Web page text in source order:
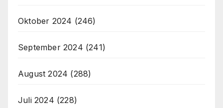
Oktober 2024 (246)
September 2024 (241)
August 2024 (288)
Juli 2024 (228)